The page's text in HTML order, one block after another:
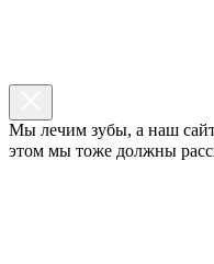
Мы лечим зубы, а наш
этом мы тоже должны